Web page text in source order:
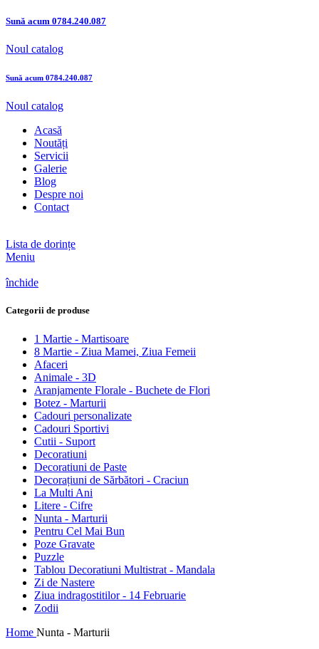
Sună acum 0784.240.087
Noul catalog
Sună acum 0784.240.087
Noul catalog
Acasă
Noutăți
Servicii
Galerie
Blog
Despre noi
Contact
Lista de dorințe
Meniu
închide
Categorii de produse
1 Martie - Martisoare
8 Martie - Ziua Mamei, Ziua Femeii
Afaceri
Animale - 3D
Aranjamente Florale - Buchete de Flori
Botez - Marturii
Cadouri personalizate
Cadouri Sportivi
Cutii - Suport
Decoratiuni
Decoratiuni de Paste
Decorațiuni de Sărbători - Craciun
La Multi Ani
Litere - Cifre
Nunta - Marturii
Pentru Cel Mai Bun
Poze Gravate
Puzzle
Tablou Decoratiuni Multistrat - Mandala
Zi de Nastere
Ziua indragostitilor - 14 Februarie
Zodii
Home Nunta - Marturii